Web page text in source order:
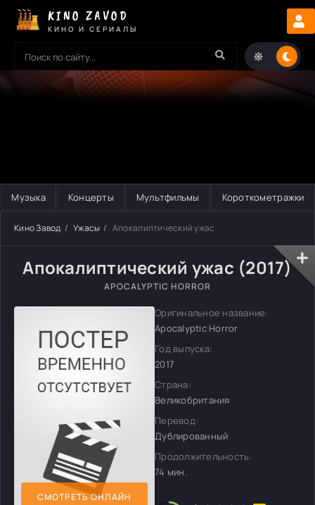
KINO ZAVOD
КИНО И СЕРИАЛЫ
Музыка Концерты Мультфильмы Короткометражки
Кино Завод Ужасы Апокалиптический ужас
Апокалиптический ужас (2017)
APOCALYPTIC HORROR
СМОТРЕТЬ ОНЛАЙН
Оригинальное название:
Apocalyptic Horror
Год выпуска:
2017
Страна:
Великобритания
Перевод:
Дублированный
Продолжительность:
74 мин.